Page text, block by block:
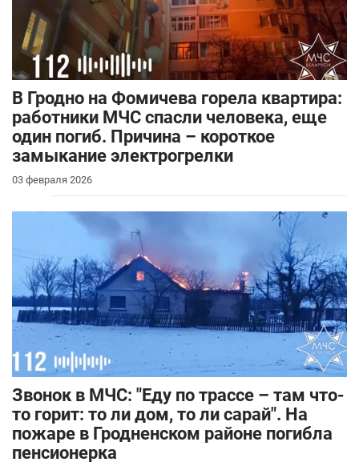
В Гродно на Фомичева горела квартира:
работники МЧС спасли человека, еще
один погиб. Причина – короткое
замыкание электрогрелки
03 февраля 2026
Звонок в МЧС: "Еду по трассе – там что-
то горит: то ли дом, то ли сарай". На
пожаре в Гродненском районе погибла
пенсионерка